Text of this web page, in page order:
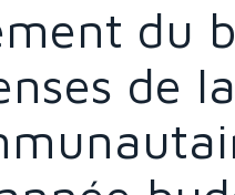
du
de la